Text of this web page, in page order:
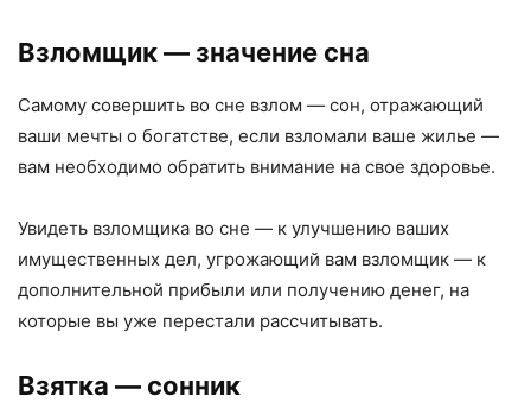
Взломщик— значение сна
Самому совершить во сне взлом — сон, отражающий
ваши мечты о богатстве, если взломали ваше жилье —
вам необходимо обратить внимание на свое здоровье.
Увидеть взломщика во сне — к улучшению ваших
имущественных дел, угрожающий вам взломщик — к
дополнительной прибыли или получению денег, на
которые вы уже перестали рассчитывать.
Взятка — сонник